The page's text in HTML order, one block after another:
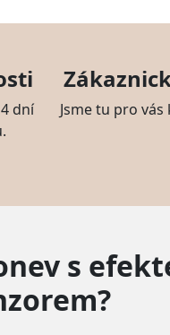
dní
Jsme tu pro
s